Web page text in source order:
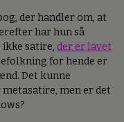
der handler om, at
har hun så
satire, der er lavet
for hende er
Det kunne
men er det